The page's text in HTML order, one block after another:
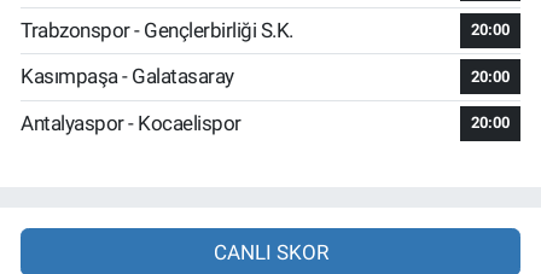
Trabzonspor - Gençlerbirliği S.K. 20:00
Kasımpaşa - Galatasaray 20:00
Antalyaspor - Kocaelispor 20:00
CANLI SKOR